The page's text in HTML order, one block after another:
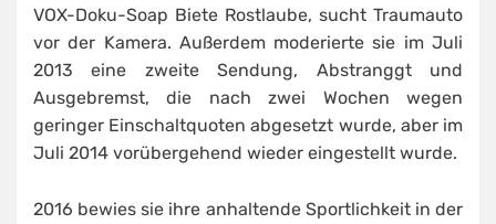
VOX-Doku-Soap Biete Rostlaube, sucht Traumauto
vor der Kamera. Außerdem moderierte sie im Juli
2013 eine zweite Sendung, Abstranggt und
Ausgebremst, die nach zwei Wochen wegen
geringer Einschaltquoten abgesetzt wurde, aber im
Juli 2014 vorübergehend wieder eingestellt wurde.
2016 bewies sie ihre anhaltende Sportlichkeit in der